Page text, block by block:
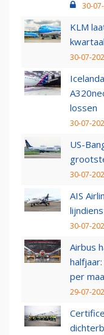
30-
KLM
30-07-
lossen
30-07-
US-
30-07-
AIS
30-07-
Airbus
per
29-07-